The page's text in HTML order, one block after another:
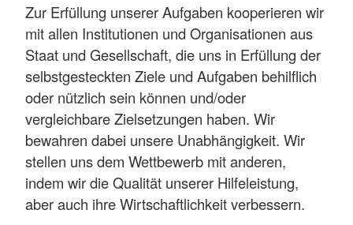
Zur Erfüllung unserer Aufgaben kooperieren wir
mit allen Institutionen und Organisationen aus
Staat und Gesellschaft, die uns in Erfüllung der
selbstgesteckten Ziele und Aufgaben behilflich
oder nützlich sein können und/oder
vergleichbare Zielsetzungen haben. Wir
bewahren dabei unsere Unabhängigkeit. Wir
stellen uns dem Wettbewerb mit anderen,
indem wir die Qualität unserer Hilfeleistung,
aber auch ihre Wirtschaftlichkeit verbessern.